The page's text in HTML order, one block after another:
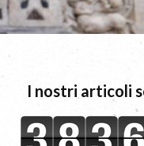
I nostri articoli